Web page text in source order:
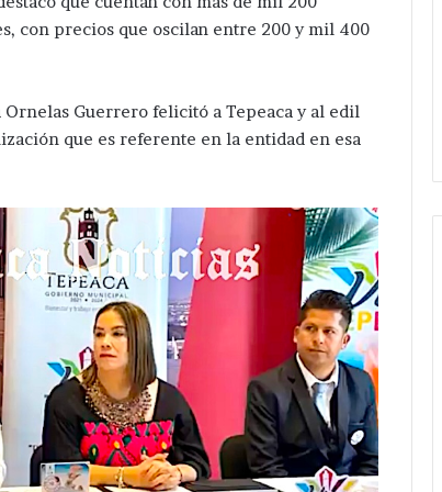
con precios que oscilan entre 200 y mil 400
Guerrero felicitó a Tepeaca y al edil
que es referente en la entidad en esa
después
cerca
Da
banderazo
Velázquez
Romero
a
ampliación
de
red
Hace 17 horas
Da banderazo Velázquez
Romero a ampliación de red